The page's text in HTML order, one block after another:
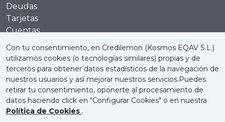
Deudas
Tarjetas
Cuentas
Recompensas
Quienes somos Política de Cookies
Política de Privacidad
Con tu consentimiento, en Credilemon (Kosmos EQAV S.L.)
utilizamos cookies (o tecnologías similares) propias y de
terceros para obtener datos estadísticos de la navegación de
nuestros usuarios y así mejorar nuestros servicios.Puedes
retirar tu consentimiento, oponerte al procesamiento de
datos haciendo click en "Configurar Cookies" o en nuestra
Política de Cookies .